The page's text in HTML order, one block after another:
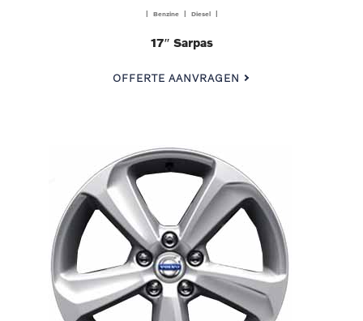
| Benzine | Diesel |
17″ Sarpas
OFFERTE AANVRAGEN